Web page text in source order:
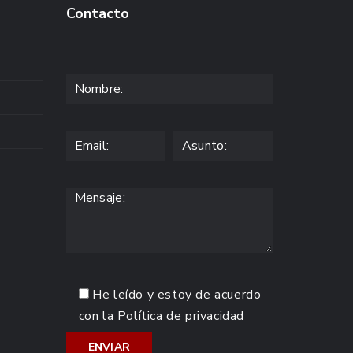
Contacto
He leído y estoy de acuerdo
con la Política de privacidad